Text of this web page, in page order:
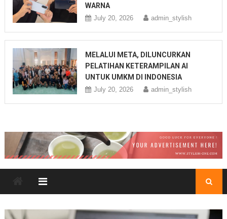
WARNA
July 20, 2026 admin_stylish
MELALUI META, DILUNCURKAN
PELATIHAN KETERAMPILAN AI
UNTUK UMKM DI INDONESIA
July 20, 2026 admin_stylish